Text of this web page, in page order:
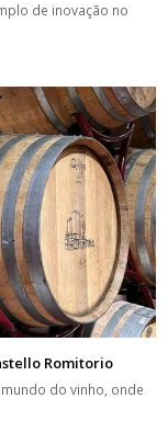
de inovação no
Romitorio
do vinho, onde